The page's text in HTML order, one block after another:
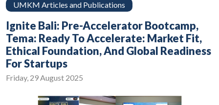
UMKM Articles and Publications
Ignite Bali: Pre-Accelerator Bootcamp,
Tema: Ready To Accelerate: Market Fit,
Ethical Foundation, And Global Readiness
For Startups
Friday, 29 August 2025